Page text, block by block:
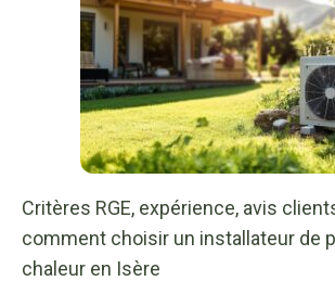
Critères RGE, expérience, avis
comment choisir un installateur de
chaleur en Isère